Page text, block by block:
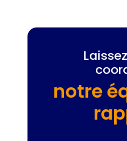
notre